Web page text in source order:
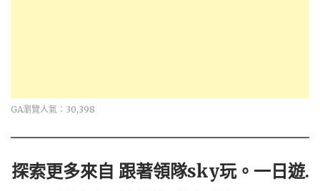
GA瀏覽人氣：30,398
探索更多來自 跟著領隊sky玩。一日遊.